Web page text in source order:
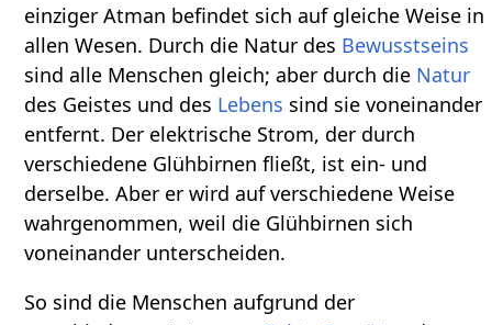
einziger Atman befindet sich auf gleiche Weise in
allen Wesen. Durch die Natur des Bewusstseins
sind alle Menschen gleich; aber durch die Natur
des Geistes und des Lebens sind sie voneinander
entfernt. Der elektrische Strom, der durch
verschiedene Glühbirnen fließt, ist ein- und
derselbe. Aber er wird auf verschiedene Weise
wahrgenommen, weil die Glühbirnen sich
voneinander unterscheiden.
So sind die Menschen aufgrund der